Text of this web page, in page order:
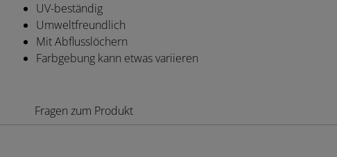
UV-beständig
Umweltfreundlich
Mit Abflusslöchern
Farbgebung kann etwas variieren
Fragen zum Produkt